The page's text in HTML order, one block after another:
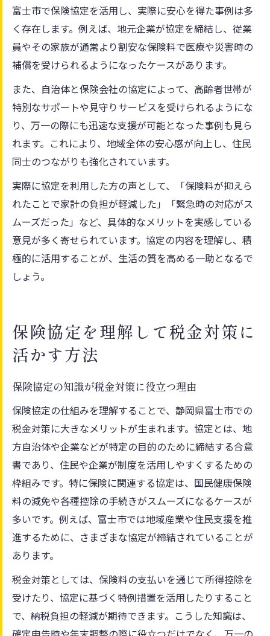
富士市で保険協定を活用し、実際に安心を得た事例は多
く存在します。例えば、地元企業が協定を締結し、従業
員やその家族が通常より割安な保険料で医療や災害時の
補償を受けられるようになったケースがあります。
また、自治体と保険会社の協定によって、高齢者世帯が
特別なサポートや見守りサービスを受けられるようにな
り、万一の際にも迅速な支援が可能となった事例も見ら
れます。これにより、地域全体の安心感が向上し、住民
同士のつながりも強化されています。
実際に協定を利用した方の声として、「保険料が抑えら
れたことで家計の負担が軽減した」「緊急時の対応がス
ムーズだった」など、具体的なメリットを実感している
意見が多く寄せられています。協定の内容を理解し、積
極的に活用することが、生活の質を高める一助となるで
しょう。
保険協定を理解して税金対策に
活かす方法
保険協定の知識が税金対策に役立つ理由
保険協定の仕組みを理解することで、静岡県富士市での
税金対策に大きなメリットが生まれます。協定とは、地
方自治体や企業などが特定の目的のために締結する合意
書であり、住民や企業が制度を活用しやすくするための
枠組みです。特に保険に関連する協定は、国民健康保険
料の減免や各種控除の手続きがスムーズになるケースが
多いです。例えば、富士市では地域産業や住民支援を推
進するために、さまざまな協定が締結されていることが
あります。
税金対策としては、保険料の支払いを通じて所得控除を
受けたり、協定に基づく特例措置を活用したりすること
で、納税負担の軽減が期待できます。こうした知識は、